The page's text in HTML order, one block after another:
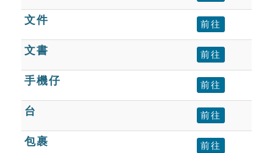
遊戲專區
教學應用
貓頭鷹博士
文件 前往
文書 前往
手機仔 前往
台 前往
包裹 前往